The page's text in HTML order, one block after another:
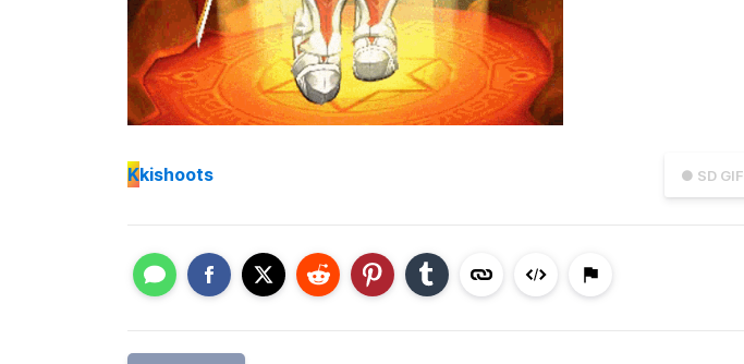
● SD GIF
Kkishoots